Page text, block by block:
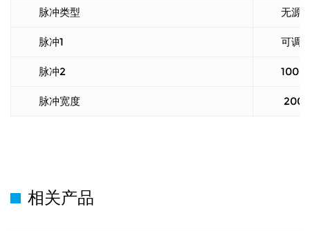
脉冲类型 无源
脉冲1 可调
脉冲2
脉冲宽度 200/
相关产品